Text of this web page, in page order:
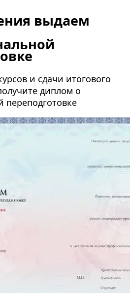
выдаем
и сдачи итогового
диплом о
переподготовке